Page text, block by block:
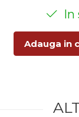
In
Adauga in